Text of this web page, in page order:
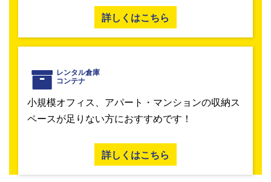
詳しくはこちら
レンタル倉庫
コンテナ
小規模オフィス、アパート・マンションの収納ス
ペースが足りない方におすすめです！
詳しくはこちら